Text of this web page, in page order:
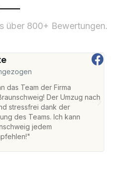
über 800+ Bewertungen.
das Team der Firma
Der Umzug nach
stressfrei dank der
des Teams. Ich kann
jedem